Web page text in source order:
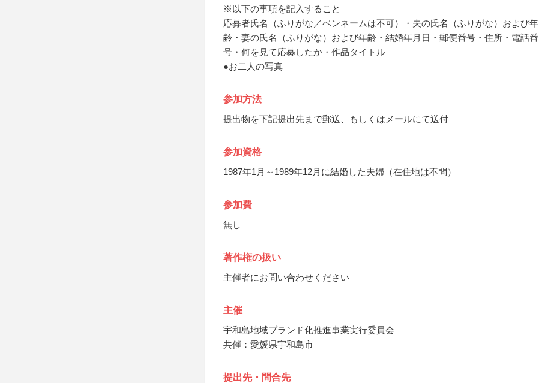
※以下の事項を記入すること
応募者氏名（ふりがな／ペンネームは不可）・夫の氏名（ふりがな）および年
齢・妻の氏名（ふりがな）および年齢・結婚年月日・郵便番号・住所・電話番
号・何を見て応募したか・作品タイトル
●お二人の写真
参加方法
提出物を下記提出先まで郵送、もしくはメールにて送付
参加資格
1987年1月～1989年12月に結婚した夫婦（在住地は不問）
参加費
無し
著作権の扱い
主催者にお問い合わせください
主催
宇和島地域ブランド化推進事業実行委員会
共催：愛媛県宇和島市
提出先・問合先